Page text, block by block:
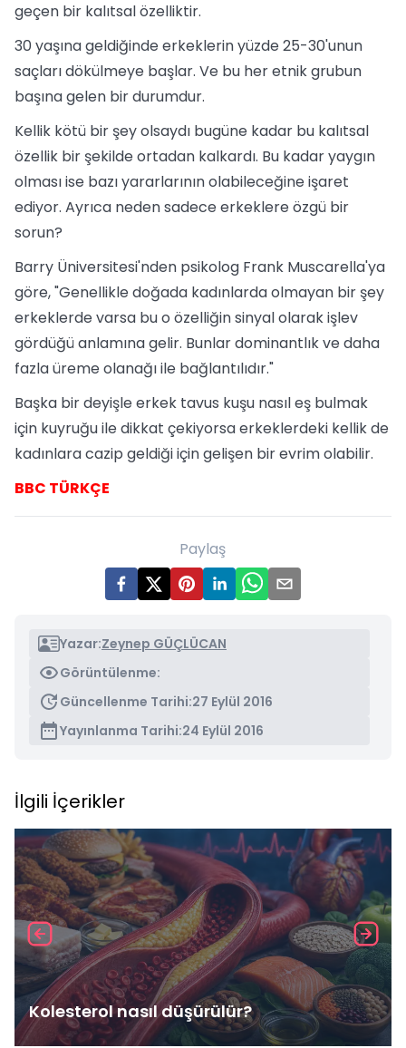
geçen bir kalıtsal özelliktir.
30 yaşına geldiğinde erkeklerin yüzde 25-30'unun
saçları dökülmeye başlar. Ve bu her etnik grubun
başına gelen bir durumdur.
Kellik kötü bir şey olsaydı bugüne kadar bu kalıtsal
özellik bir şekilde ortadan kalkardı. Bu kadar yaygın
olması ise bazı yararlarının olabileceğine işaret
ediyor. Ayrıca neden sadece erkeklere özgü bir
sorun?
Barry Üniversitesi'nden psikolog Frank Muscarella'ya
göre, "Genellikle doğada kadınlarda olmayan bir şey
erkeklerde varsa bu o özelliğin sinyal olarak işlev
gördüğü anlamına gelir. Bunlar dominantlık ve daha
fazla üreme olanağı ile bağlantılıdır."
Başka bir deyişle erkek tavus kuşu nasıl eş bulmak
için kuyruğu ile dikkat çekiyorsa erkeklerdeki kellik de
kadınlara cazip geldiği için gelişen bir evrim olabilir.
BBC TÜRKÇE
Paylaş
Yazar:Zeynep GÜÇLÜCAN
Görüntülenme:
Güncellenme Tarihi:27 Eylül 2016
Yayınlanma Tarihi:24 Eylül 2016
İlgili İçerikler
Kolesterol nasıl düşürülür?